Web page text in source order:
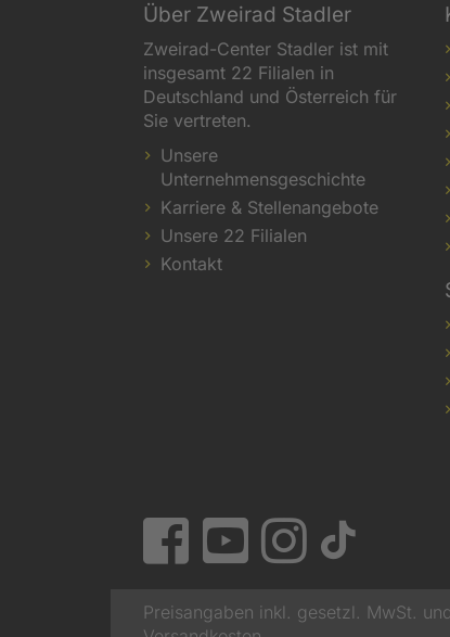
Über Zweirad Stadler
Zweirad-Center Stadler ist mit
insgesamt 22 Filialen in
Deutschland und Österreich für
Sie vertreten.
Unsere
Unternehmensgeschichte
Karriere & Stellenangebote
Unsere 22 Filialen
Kontakt
Preisangaben inkl. gesetzl. MwSt.